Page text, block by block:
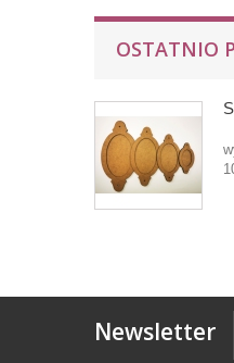
OSTATNIO
Newsletter